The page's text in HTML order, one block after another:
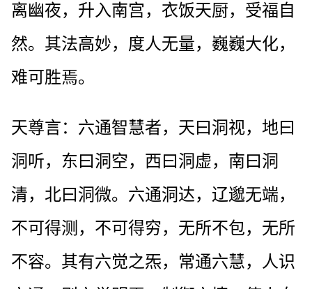
离幽夜，升入南宫，衣饭天厨，受福自
然。其法高妙，度人无量，巍巍大化，
难可胜焉。
天尊言：六通智慧者，天曰洞视，地曰
洞听，东曰洞空，西曰洞虚，南曰洞
清，北曰洞微。六通洞达，辽邈无端，
不可得测，不可得穷，无所不包，无所
不容。其有六觉之炁，常通六慧，人识